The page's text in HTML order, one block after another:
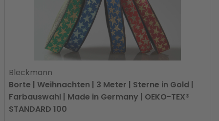
Bleckmann
Borte | Weihnachten | 3 Meter | Sterne in Gold |
Farbauswahl | Made in Germany | OEKO-TEX®
STANDARD 100